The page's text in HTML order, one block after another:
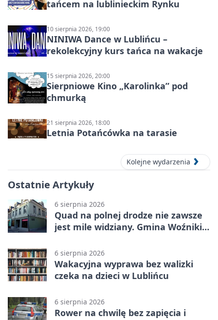
tańcem na lublinieckim Rynku
10 sierpnia 2026, 19:00
NINIWA Dance w Lublińcu –
rekolekcyjny kurs tańca na wakacje
15 sierpnia 2026, 20:00
Sierpniowe Kino „Karolinka” pod
chmurką
21 sierpnia 2026, 18:00
Letnia Potańcówka na tarasie
Kolejne wydarzenia
Ostatnie Artykuły
6 sierpnia 2026
Quad na polnej drodze nie zawsze
jest mile widziany. Gmina Woźniki
6 sierpnia 2026
Wakacyjna wyprawa bez walizki
czeka na dzieci w Lublińcu
6 sierpnia 2026
Rower na chwilę bez zapięcia i